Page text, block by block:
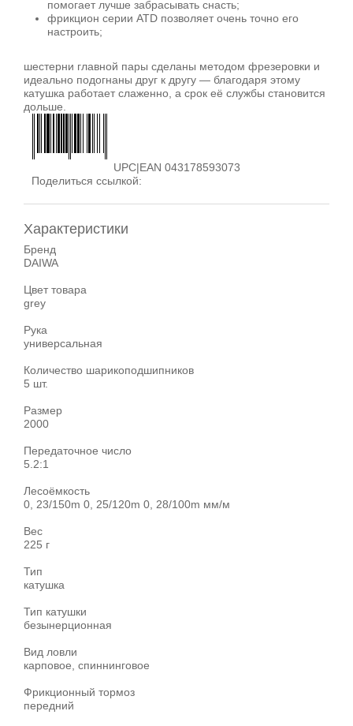
помогает лучше забрасывать снасть;
фрикцион серии ATD позволяет очень точно его
настроить;
шестерни главной пары сделаны методом фрезеровки и
идеально подогнаны друг к другу — благодаря этому
катушка работает слаженно, а срок её службы становится
дольше.
UPC|EAN 043178593073
Поделиться ссылкой:
Характеристики
Бренд
DAIWA
Цвет товара
grey
Рука
универсальная
Количество шарикоподшипников
5 шт.
Размер
2000
Передаточное число
5.2:1
Лесоёмкость
0, 23/150m 0, 25/120m 0, 28/100m мм/м
Вес
225 г
Тип
катушка
Тип катушки
безынерционная
Вид ловли
карповое, спиннинговое
Фрикционный тормоз
передний